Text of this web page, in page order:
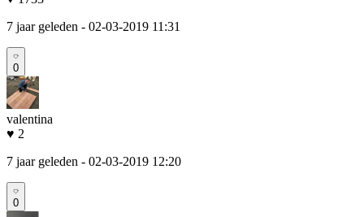
7 jaar geleden - 02-03-2019 11:31
0
valentina
♥ 2
7 jaar geleden - 02-03-2019 12:20
0